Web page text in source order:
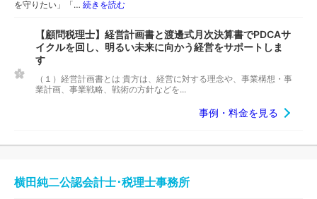
を守りたい」「… 続きを読む
【顧問税理士】経営計画書と渡邊式月次決算書でPDCAサ
イクルを回し、明るい未来に向かう経営をサポートしま
す
（１）経営計画書とは 貴方は、経営に対する理念や、事業構想・事
業計画、事業戦略、戦術の方針などを...
事例・料金を見る
横田純二公認会計士･税理士事務所